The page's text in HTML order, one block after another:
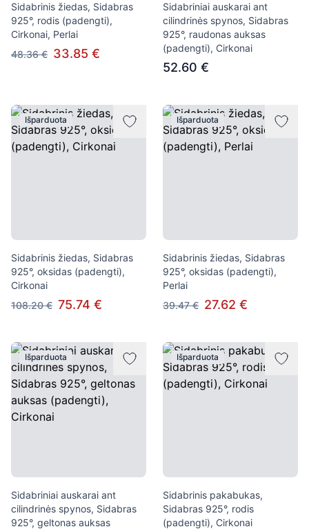
Sidabrinis žiedas, Sidabras
925°, rodis (padengti),
Cirkonai, Perlai
48.36 € 33.85 €
Sidabriniai auskarai ant
cilindrinės spynos, Sidabras
925°, raudonas auksas
(padengti), Cirkonai
52.60 €
Išparduota
Sidabrinis žiedas, Sidabras
925°, oksidas (padengti),
Cirkonai
108.20 € 75.74 €
Išparduota
Sidabrinis žiedas, Sidabras
925°, oksidas (padengti),
Perlai
39.47 € 27.62 €
Išparduota
Sidabriniai auskarai ant
cilindrinės spynos, Sidabras
925°, geltonas auksas
Išparduota
Sidabrinis pakabukas,
Sidabras 925°, rodis
(padengti), Cirkonai